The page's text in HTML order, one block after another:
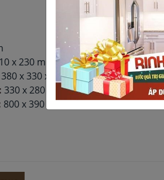
x 230 mm
380 x 330 x 230 mm
330 x 280 x 230 mm
800 x 390 mm